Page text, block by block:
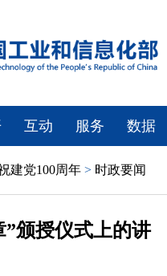
互动 服务 数据
建党100周年 > 时政要闻
颁授仪式上的讲